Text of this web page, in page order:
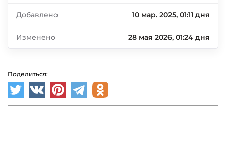
Добавлено 10 мар. 2025, 01:11 дня
Изменено 28 мая 2026, 01:24 дня
Поделиться: